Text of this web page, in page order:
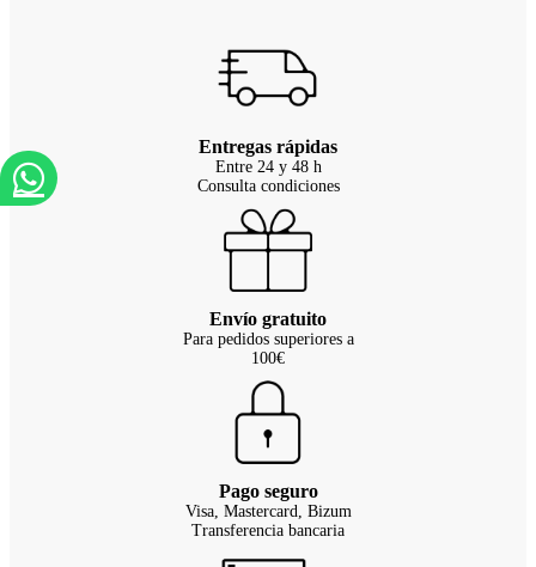
Entregas rápidas
Entre 24 y 48 h
Consulta condiciones
Envío gratuito
Para pedidos superiores a
100€
Pago seguro
Visa, Mastercard, Bizum
Transferencia bancaria